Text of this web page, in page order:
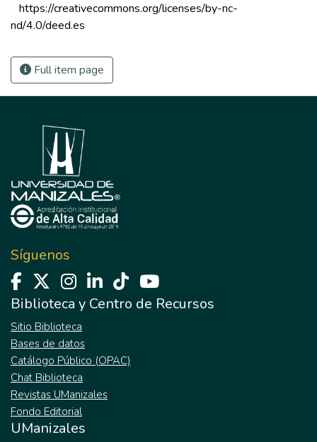
https://creativecommons.org/licenses/by-nc-
nd/4.0/deed.es
Full item page
Síguenos
Biblioteca y Centro de Recursos
Sitio Biblioteca
Bases de datos
Catálogo Público (OPAC)
Chat Biblioteca
Revistas UManizales
Fondo Editorial
UManizales